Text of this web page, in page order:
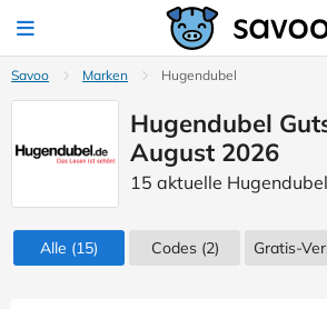
Savoo Marken Hugendubel
Hugendubel
August 2026
15 aktuelle
Alle (15) Codes(2) Gratis-